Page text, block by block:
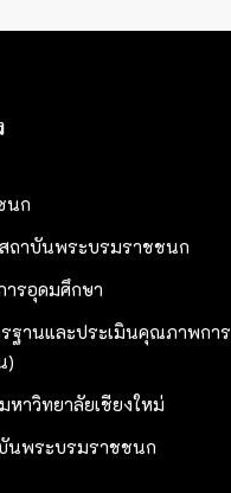
นก
ถาบันพระบรมราชชนก
รอุดมศึกษา
ฐานและประเมินคุณภาพการ
)
าวิทยาลัยเชียงใหม่
นพระบรมราชชนก